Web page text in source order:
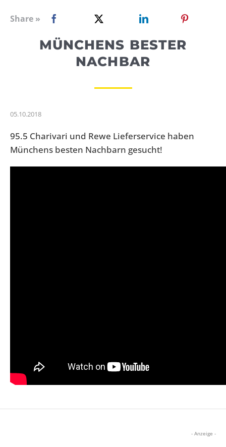
WEBRADIO
Share »
MÜNCHENS BESTER
NACHBAR
05.10.2018
95.5 Charivari und Rewe Lieferservice haben
Münchens besten Nachbarn gesucht!
- Anzeige -